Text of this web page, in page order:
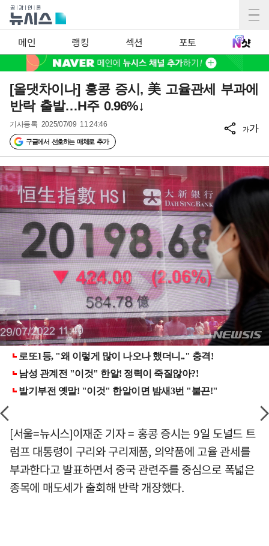
메인 랭킹 섹션 포토
[올댓차이나] 홍콩 증시, 美 고율관세 부과에
반락 출발…H주 0.96%↓
기사등록 2025/07/09 11:24:46
구글에서 선호하는 매체로 추가
가가
[서울=뉴시스]이재준 기자 = 홍콩 증시는 9일 도널드 트
럼프 대통령이 구리와 구리제품, 의약품에 고율 관세를
부과한다고 발표하면서 중국 관련주를 중심으로 폭넓은
종목에 매도세가 출회해 반락 개장했다.